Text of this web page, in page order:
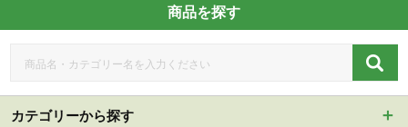
商品を探す
カテゴリーから探す